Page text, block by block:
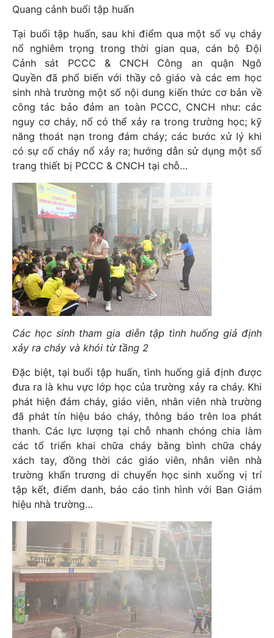
Quang cảnh buổi tập huấn
Tại buổi tập huấn, sau khi điểm qua một số vụ cháy
nổ nghiêm trọng trong thời gian qua, cán bộ Đội
Cảnh sát PCCC & CNCH Công an quận Ngô
Quyền đã phổ biến với thầy cô giáo và các em học
sinh nhà trường một số nội dung kiến thức cơ bản về
công tác bảo đảm an toàn PCCC, CNCH như: các
nguy cơ cháy, nổ có thể xảy ra trong trường học; kỹ
năng thoát nạn trong đám cháy; các bước xử lý khi
có sự cố cháy nổ xảy ra; hướng dẫn sử dụng một số
trang thiết bị PCCC & CNCH tại chỗ…
Các học sinh tham gia diễn tập tình huống giả định
xảy ra cháy và khói từ tầng 2
Đặc biệt, tại buổi tập huấn, tình huống giả định được
đưa ra là khu vực lớp học của trường xảy ra cháy. Khi
phát hiện đám cháy, giáo viên, nhân viên nhà trường
đã phát tín hiệu báo cháy, thông báo trên loa phát
thanh. Các lực lượng tại chỗ nhanh chóng chia làm
các tổ triển khai chữa cháy bằng bình chữa cháy
xách tay, đồng thời các giáo viên, nhân viên nhà
trường khẩn trương di chuyển học sinh xuống vị trí
tập kết, điểm danh, báo cáo tình hình với Ban Giám
hiệu nhà trường…